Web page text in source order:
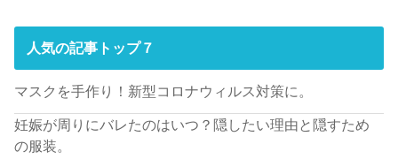
人気の記事トップ７
マスクを手作り！新型コロナウィルス対策に。
妊娠が周りにバレたのはいつ？隠したい理由と隠すため
の服装。